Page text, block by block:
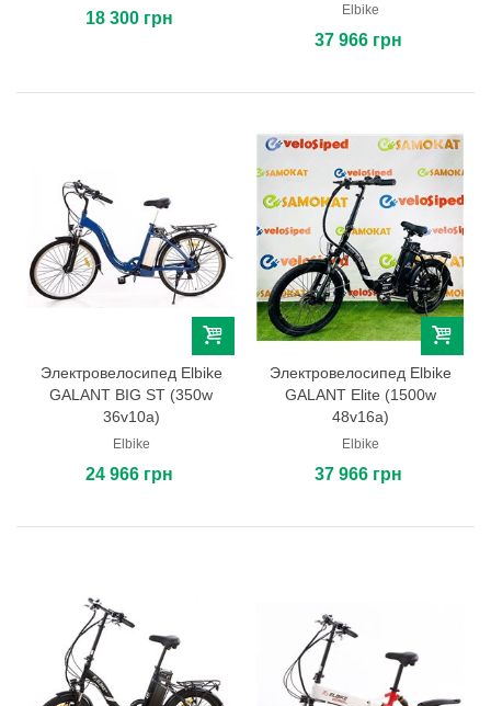
18 300 грн Elbike
37 966 грн
Электровелосипед Elbike
GALANT BIG ST (350w
36v10a)
Elbike
24 966 грн
Электровелосипед Elbike
GALANT Elite (1500w
48v16a)
Elbike
37 966 грн